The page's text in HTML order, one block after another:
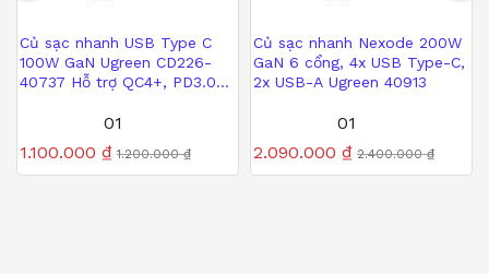
Củ sạc nhanh USB Type C
100W GaN Ugreen CD226-
40737 Hỗ trợ QC4+, PD3.0-
Được xếp
01
1.100.000 ₫ 1.200.000₫
Củ sạc nhanh Nexode 200W
GaN 6 cổng, 4x USB Type-C,
2x USB-A Ugreen 40913
Được xếp
01
2.090.000 ₫ 2.400.000₫